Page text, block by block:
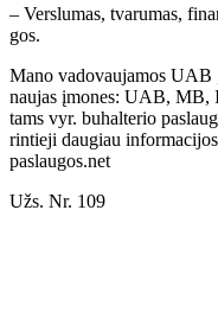
– Ver­slu­mas, tva­ru­mas,
gos.
Ma­no va­do­vau­ja­mos UAB
nau­jas įmo­nes: UAB, MB,
tams vyr. bu­hal­te­rio
rin­tie­ji dau­giau
pas­lau­gos.net
Užs. Nr. 109